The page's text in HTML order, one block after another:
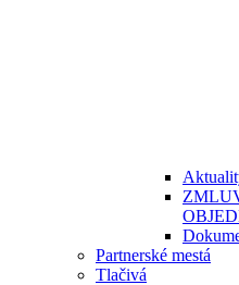
Partnerské mestá
Tlačivá